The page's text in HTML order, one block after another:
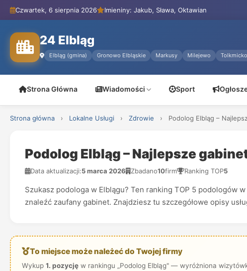
Czwartek, 6 sierpnia 2026 Imieniny: Jakub, Sława, Oktawian
24 Elbląg
Elbląg (gmina) Gronowo Elbląskie Markusy Milejewo Tolkmicko
Strona Główna Wiadomości Sport
Strona główna › Lokalne Usługi › Zdrowie › Podolog Elbląg –
Podolog Elbląg – Najlepsze
Data aktualizacji:5 marca 2026 Zbadano10firm Ranking TOP5
Szukasz podologa w Elblągu? Ten ranking TOP 5 podologów
znaleźć zaufany gabinet. Znajdziesz tu szczegółowe opisy
To miejsce może należeć do Twojej firmy
Wykup 1. pozycjęw rankingu „Podolog Elbląg" — wyróżniona